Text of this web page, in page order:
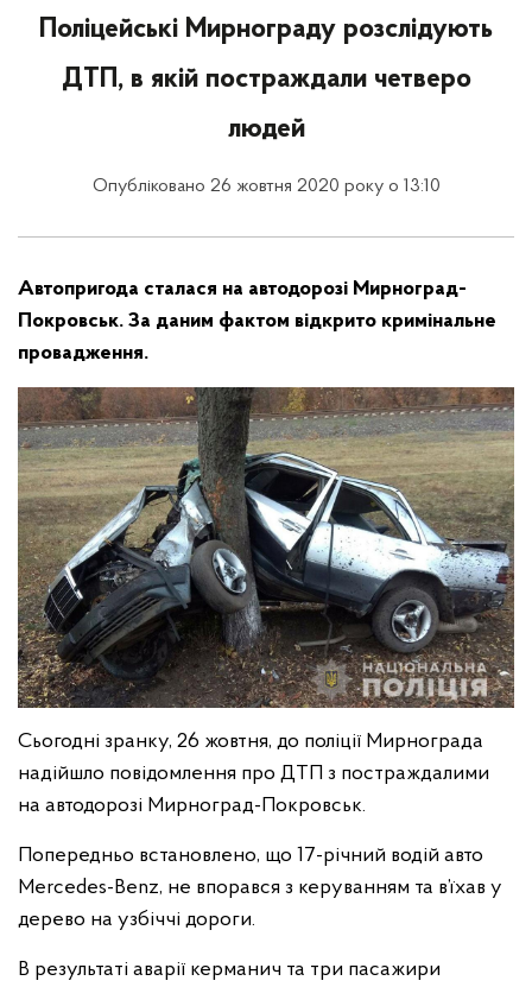
Поліцейські Мирнограду розслідують
ДТП, в якій постраждали четверо
людей
Опубліковано 26 жовтня 2020 року о 13:10
Автопригода сталася на автодорозі Мирноград-
Покровськ. За даним фактом відкрито кримінальне
провадження.
Сьогодні зранку, 26 жовтня, до поліції Мирнограда
надійшло повідомлення про ДТП з постраждалими
на автодорозі Мирноград-Покровськ.
Попередньо встановлено, що 17-річний водій авто
Mercedes-Benz, не впорався з керуванням та в’їхав у
дерево на узбіччі дороги.
В результаті аварії керманич та три пасажири